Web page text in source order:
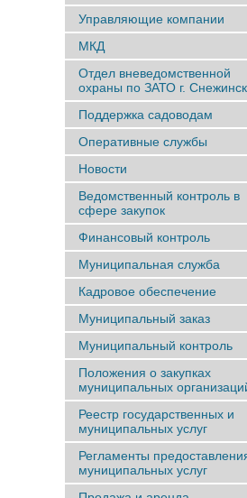
Управляющие компании
МКД
Отдел вневедомственной
охраны по ЗАТО г. Снежинск
Поддержка садоводам
Оперативные службы
Новости
Ведомственный контроль в
сфере закупок
Финансовый контроль
Муниципальная служба
Кадровое обеспечение
Муниципальный заказ
Муниципальный контроль
Положения о закупках
муниципальных
Реестр государственных и
муниципальных услуг
Регламенты
муниципальных услуг